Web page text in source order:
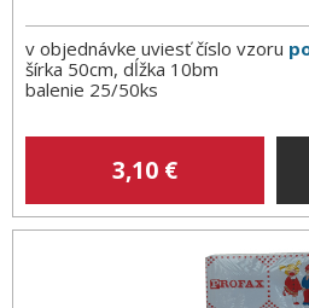
v objednávke uviesť číslo vzoru
šírka 50cm, dĺžka 10bm
balenie 25/50ks
3,10 €